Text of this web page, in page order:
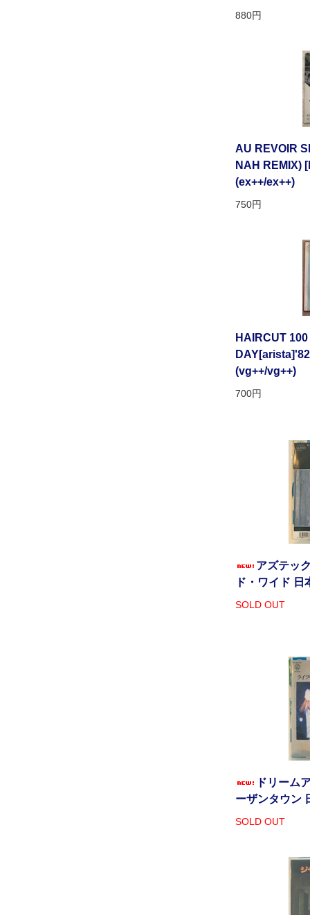
880円
AU REVOIR
NAH REMIX)
(ex++/ex++)
750円
HAIRCUT
(vg++/vg++)
700円
アズテッ
ド・ワイド
SOLD OUT
ドリーム
ーザンタウン
SOLD OUT